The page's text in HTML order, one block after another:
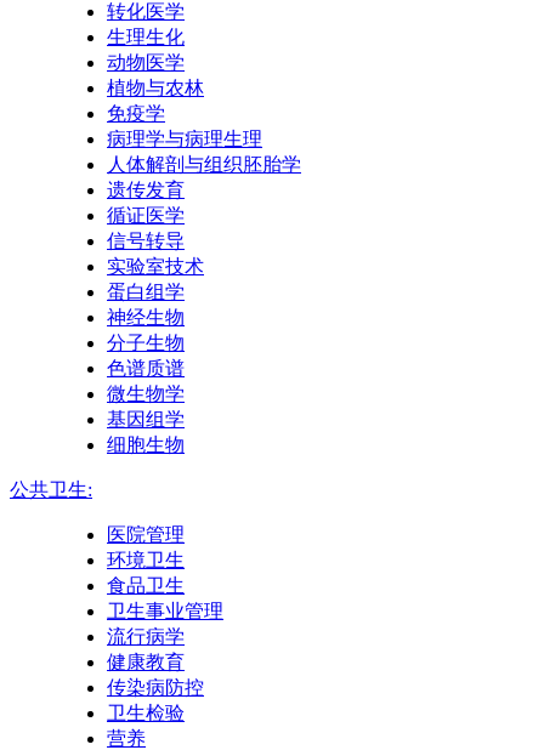
转化医学
生理生化
动物医学
植物与农林
免疫学
病理学与病理生理
人体解剖与组织胚胎学
遗传发育
循证医学
信号转导
实验室技术
蛋白组学
神经生物
分子生物
色谱质谱
微生物学
基因组学
细胞生物
公共卫生:
医院管理
环境卫生
食品卫生
卫生事业管理
流行病学
健康教育
传染病防控
卫生检验
营养